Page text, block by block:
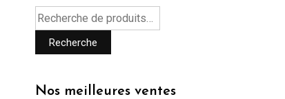
Recherche
Nos meilleures ventes